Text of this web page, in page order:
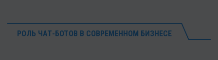
РОЛЬ ЧАТ-БОТОВ В СОВРЕМЕННОМ БИЗНЕСЕ